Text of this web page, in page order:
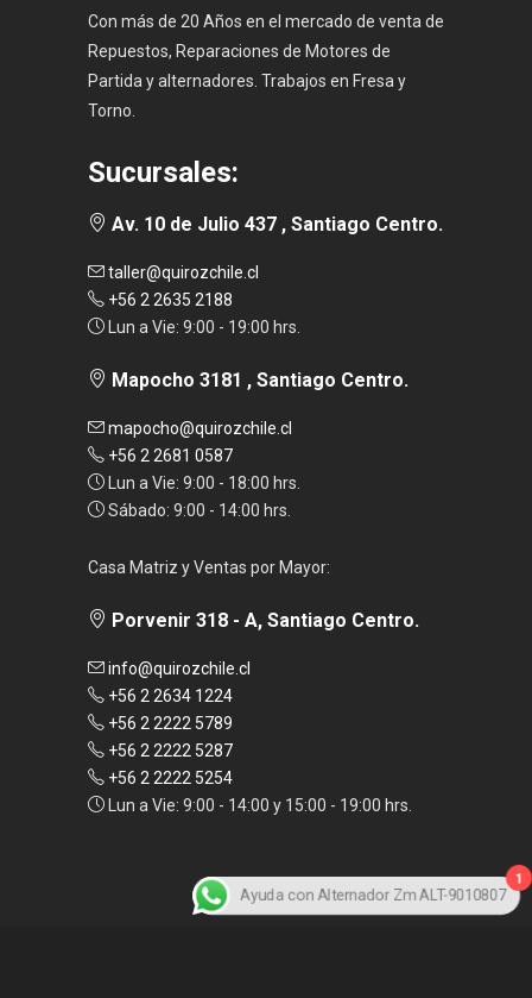
Con más de 20 Años en el mercado de venta de
Repuestos, Reparaciones de Motores de
Partida y alternadores. Trabajos en Fresa y
Torno.
Sucursales:
Av. 10 de Julio 437 , Santiago Centro.
taller@quirozchile.cl
+56 2 2635 2188
Lun a Vie: 9:00 - 19:00 hrs.
Mapocho 3181 , Santiago Centro.
mapocho@quirozchile.cl
+56 2 2681 0587
Lun a Vie: 9:00 - 18:00 hrs.
Sábado: 9:00 - 14:00 hrs.
Casa Matriz y Ventas por Mayor:
Porvenir 318 - A, Santiago Centro.
info@quirozchile.cl
+56 2 2634 1224
+56 2 2222 5789
+56 2 2222 5287
+56 2 2222 5254
Lun a Vie: 9:00 - 14:00 y 15:00 - 19:00 hrs.
1
Ayuda con Alternador Zm ALT-9010807